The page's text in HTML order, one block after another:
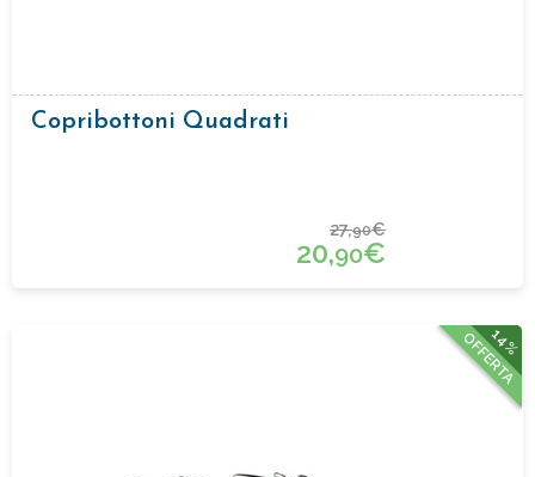
Copribottoni Quadrati
27,90€
20,90€
14%
OFFERTA